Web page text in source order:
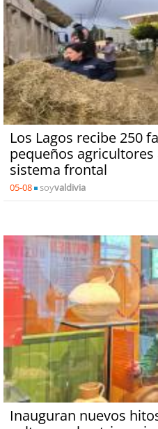
Los Lagos recibe 250
pequeños
sistema frontal
05-08 soyvaldivia
Inauguran nuevos